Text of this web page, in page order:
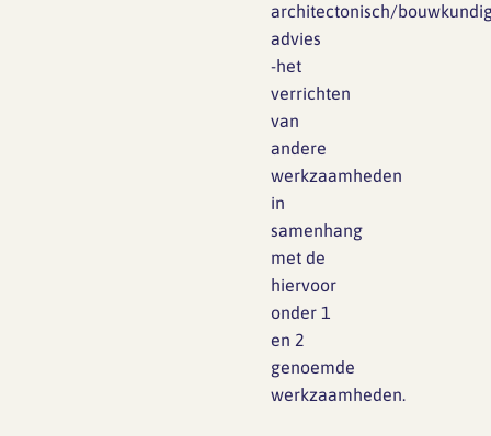
architectonisch/
advies
-het
verrichten
van
andere
werkzaamheden
in
samenhang
met de
hiervoor
onder 1
en 2
genoemde
werkzaamheden.